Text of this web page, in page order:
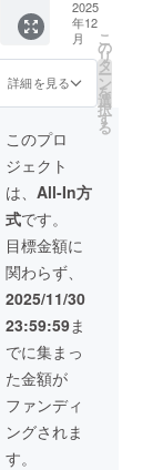
す。商
品開封
前には
届けの
リター
付され
たラベ
ルや注
意書き
認くだ
さい。
いたし
ます。
・有効
期間：
2025年
2026年
まで
『お礼
のメッ
セー
ジ』 感
謝の気
持ちを
込め
礼の
メッ
セージ
をメー
ルにて
お送り
しま
リン詰
合せ』
あおも
りプリ
ン(プ
〔各90
ｇ〕、
あおも
りプリ
ン(りん
ご)2本
〔各90
ｇ〕、
あおも
りプリ
ン(バニ
ラ)2本
〔各90
ｇ〕
『Melty
チーズ
ケーキ
詰合
30000
円分
（1000
円×30
枚） ・
イタリ
アンダ
イニン
グ
NATUR
E
CAFE（
ラン
チ・
ディ
ナー）
と
NATUR
E SHOP
でのお
買い物
にご利
用いた
だけま
す。1枚
2025
年12
月
詳細を見る
こ
の
リ
タ
ー
ン
を
選
択
す
る
このプロ
ジェクト
は、 All-In方
式です。
目標金額に
関わらず、
2025/11/30
23:59:59ま
でに集まっ
た金額が
ファンディ
ングされま
す。